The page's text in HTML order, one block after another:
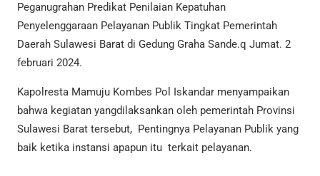
Peganugrahan Predikat Penilaian Kepatuhan
Penyelenggaraan Pelayanan Publik Tingkat Pemerintah
Daerah Sulawesi Barat di Gedung Graha Sande.q Jumat. 2
februari 2024.
Kapolresta Mamuju Kombes Pol Iskandar menyampaikan
bahwa kegiatan yangdilaksankan oleh pemerintah Provinsi
Sulawesi Barat tersebut, Pentingnya Pelayanan Publik yang
baik ketika instansi apapun itu terkait pelayanan.